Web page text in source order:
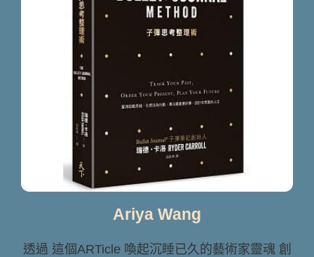
Ariya Wang
透過 這個ARTicle 喚起沉睡已久的藝術家靈魂 創